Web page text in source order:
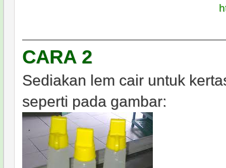
CARA 2
Sediakan lem cair untuk
seperti pada gambar: